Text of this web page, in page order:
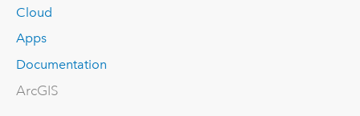
Cloud
Apps
Documentation
ArcGIS